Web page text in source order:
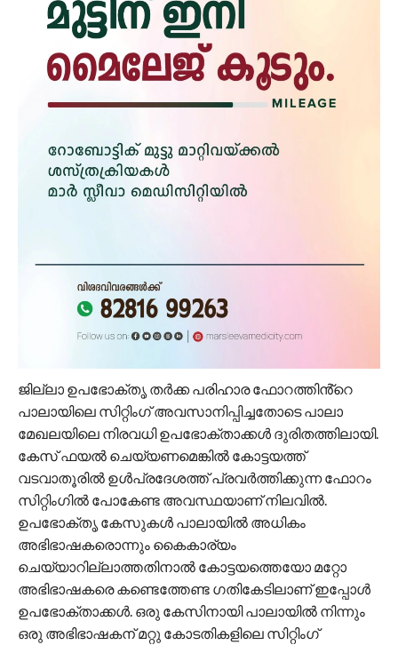
ജില്ലാ ഉപഭോക്തൃ തർക്ക പരിഹാര ഫോറത്തിൻ്റെ
പാലായിലെ സിറ്റിംഗ് അവസാനിപ്പിച്ചതോടെ പാലാ
മേഖലയിലെ നിരവധി ഉപഭോക്താക്കൾ ദുരിതത്തിലായി.
കേസ് ഫയൽ ചെയ്യണമെങ്കിൽ കോട്ടയത്ത്
വടവാതൂരിൽ ഉൾപ്രദേശത്ത് പ്രവർത്തിക്കുന്ന ഫോറം
സിറ്റിംഗിൽ പോകേണ്ട അവസ്ഥയാണ് നിലവിൽ.
ഉപഭോക്തൃ കേസുകൾ പാലായിൽ അധികം
അഭിഭാഷകരൊന്നും കൈകാര്യം
ചെയ്യാറില്ലാത്തതിനാൽ കോട്ടയത്തെയോ മറ്റോ
അഭിഭാഷകരെ കണ്ടെത്തേണ്ട ഗതികേടിലാണ് ഇപ്പോൾ
ഉപഭോക്താക്കൾ. ഒരു കേസിനായി പാലായിൽ നിന്നും
ഒരു അഭിഭാഷകന് മറ്റു കോടതികളിലെ സിറ്റിംഗ്